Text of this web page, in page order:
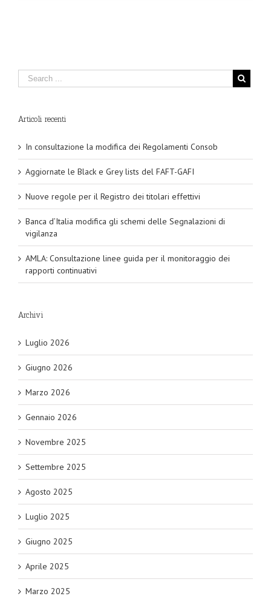
Articoli recenti
In consultazione la modifica dei Regolamenti Consob
Aggiornate le Black e Grey lists del FAFT-GAFI
Nuove regole per il Registro dei titolari effettivi
Banca d’Italia modifica gli schemi delle Segnalazioni di
vigilanza
AMLA: Consultazione linee guida per il monitoraggio dei
rapporti continuativi
Archivi
Luglio 2026
Giugno 2026
Marzo 2026
Gennaio 2026
Novembre 2025
Settembre 2025
Agosto 2025
Luglio 2025
Giugno 2025
Aprile 2025
Marzo 2025